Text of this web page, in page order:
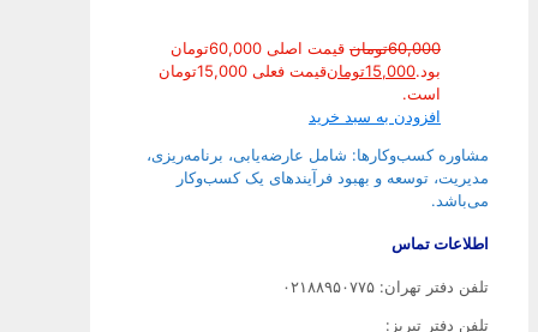
60,000تومان
قیمت اصلی 60,000تومان
بود.15,000تومان
قیمت فعلی 15,000تومان
است.
افزودن به سبد خرید
مشاوره کسب‌وکارها: شامل عارضه‌یابی، برنامه‌ریزی،
مدیریت، توسعه و بهبود فرآیندهای یک کسب‌وکار
می‌باشد.
اطلاعات تماس
تلفن دفتر تهران: ۰۲۱۸۸۹۵۰۷۷۵
تلفن‌ دفتر تبریز: